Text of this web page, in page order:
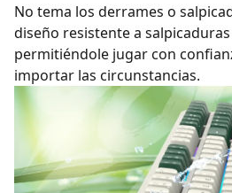
No tema los derrames o
diseño resistente a
permitiéndole jugar con
importar las circunstancias.